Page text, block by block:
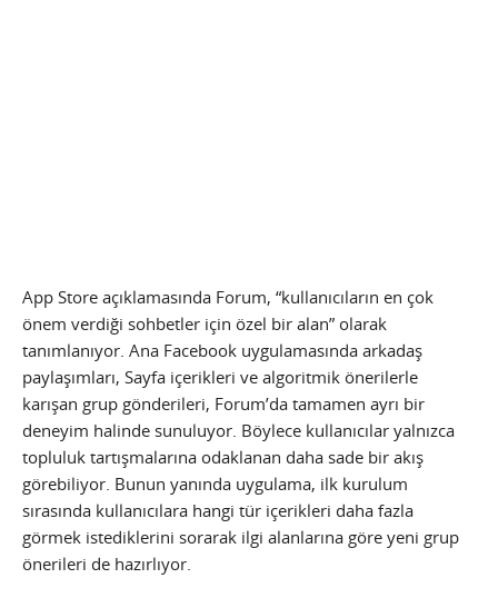
App Store açıklamasında Forum, “kullanıcıların en çok
önem verdiği sohbetler için özel bir alan” olarak
tanımlanıyor. Ana Facebook uygulamasında arkadaş
paylaşımları, Sayfa içerikleri ve algoritmik önerilerle
karışan grup gönderileri, Forum’da tamamen ayrı bir
deneyim halinde sunuluyor. Böylece kullanıcılar yalnızca
topluluk tartışmalarına odaklanan daha sade bir akış
görebiliyor. Bunun yanında uygulama, ilk kurulum
sırasında kullanıcılara hangi tür içerikleri daha fazla
görmek istediklerini sorarak ilgi alanlarına göre yeni grup
önerileri de hazırlıyor.